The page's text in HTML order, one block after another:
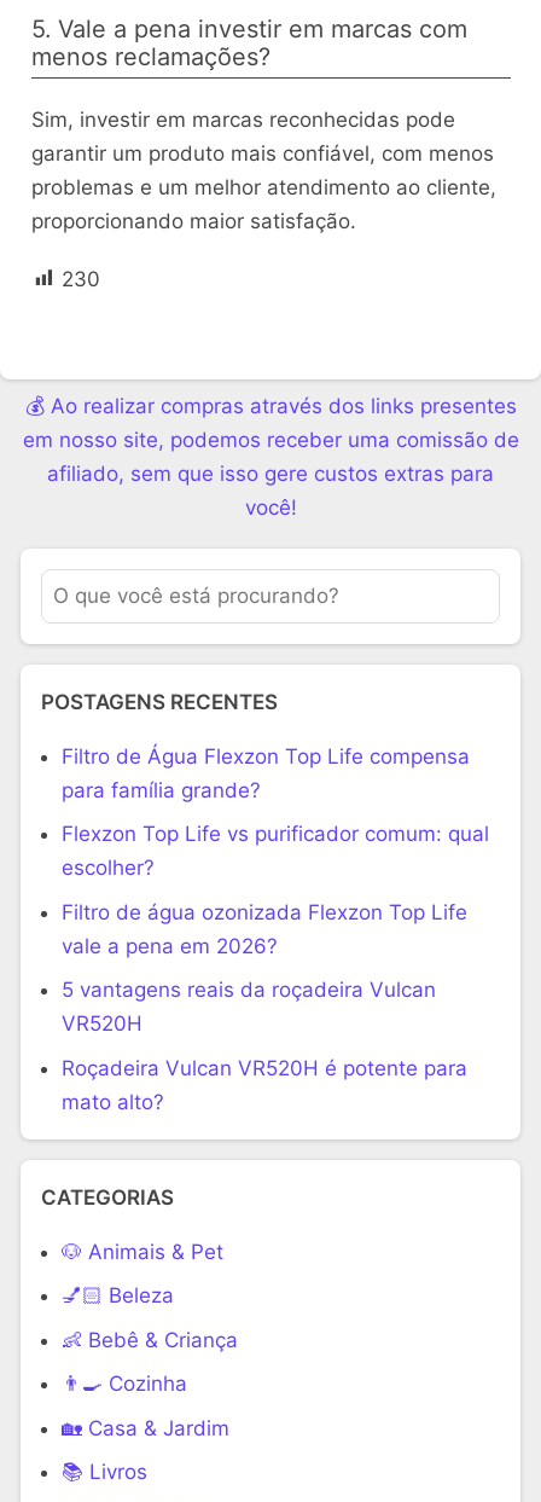
5. Vale a pena investir em marcas com
menos reclamações?
Sim, investir em marcas reconhecidas pode
garantir um produto mais confiável, com menos
problemas e um melhor atendimento ao cliente,
proporcionando maior satisfação.
230
💰 Ao realizar compras através dos links presentes
em nosso site, podemos receber uma comissão de
afiliado, sem que isso gere custos extras para
você!
POSTAGENS RECENTES
Filtro de Água Flexzon Top Life compensa
para família grande?
Flexzon Top Life vs purificador comum: qual
escolher?
Filtro de água ozonizada Flexzon Top Life
vale a pena em 2026?
5 vantagens reais da roçadeira Vulcan
VR520H
Roçadeira Vulcan VR520H é potente para
mato alto?
CATEGORIAS
🐶 Animais & Pet
💅🏻 Beleza
👶 Bebê & Criança
👨‍🍳 Cozinha
🏡 Casa & Jardim
📚 Livros